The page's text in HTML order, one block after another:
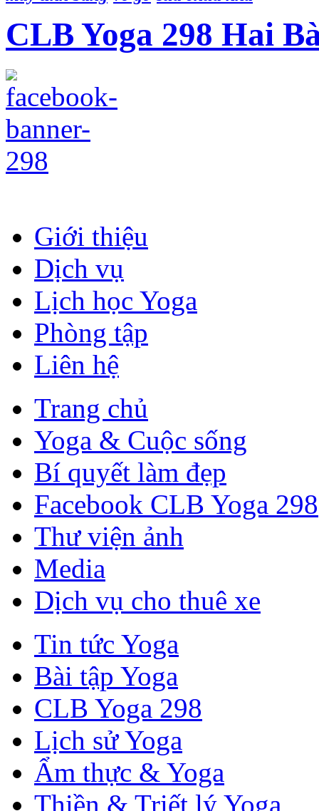
CLB Yoga 298 Hai
Giới thiệu
Dịch vụ
Lịch học Yoga
Phòng tập
Liên hệ
Trang chủ
Yoga & Cuộc sống
Bí quyết làm đẹp
Facebook CLB Yoga 298
Thư viện ảnh
Media
Dịch vụ cho thuê xe
Tin tức Yoga
Bài tập Yoga
CLB Yoga 298
Lịch sử Yoga
Ẩm thực & Yoga
Thiền & Triết lý Yoga